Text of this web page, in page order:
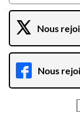
Nous
Nous